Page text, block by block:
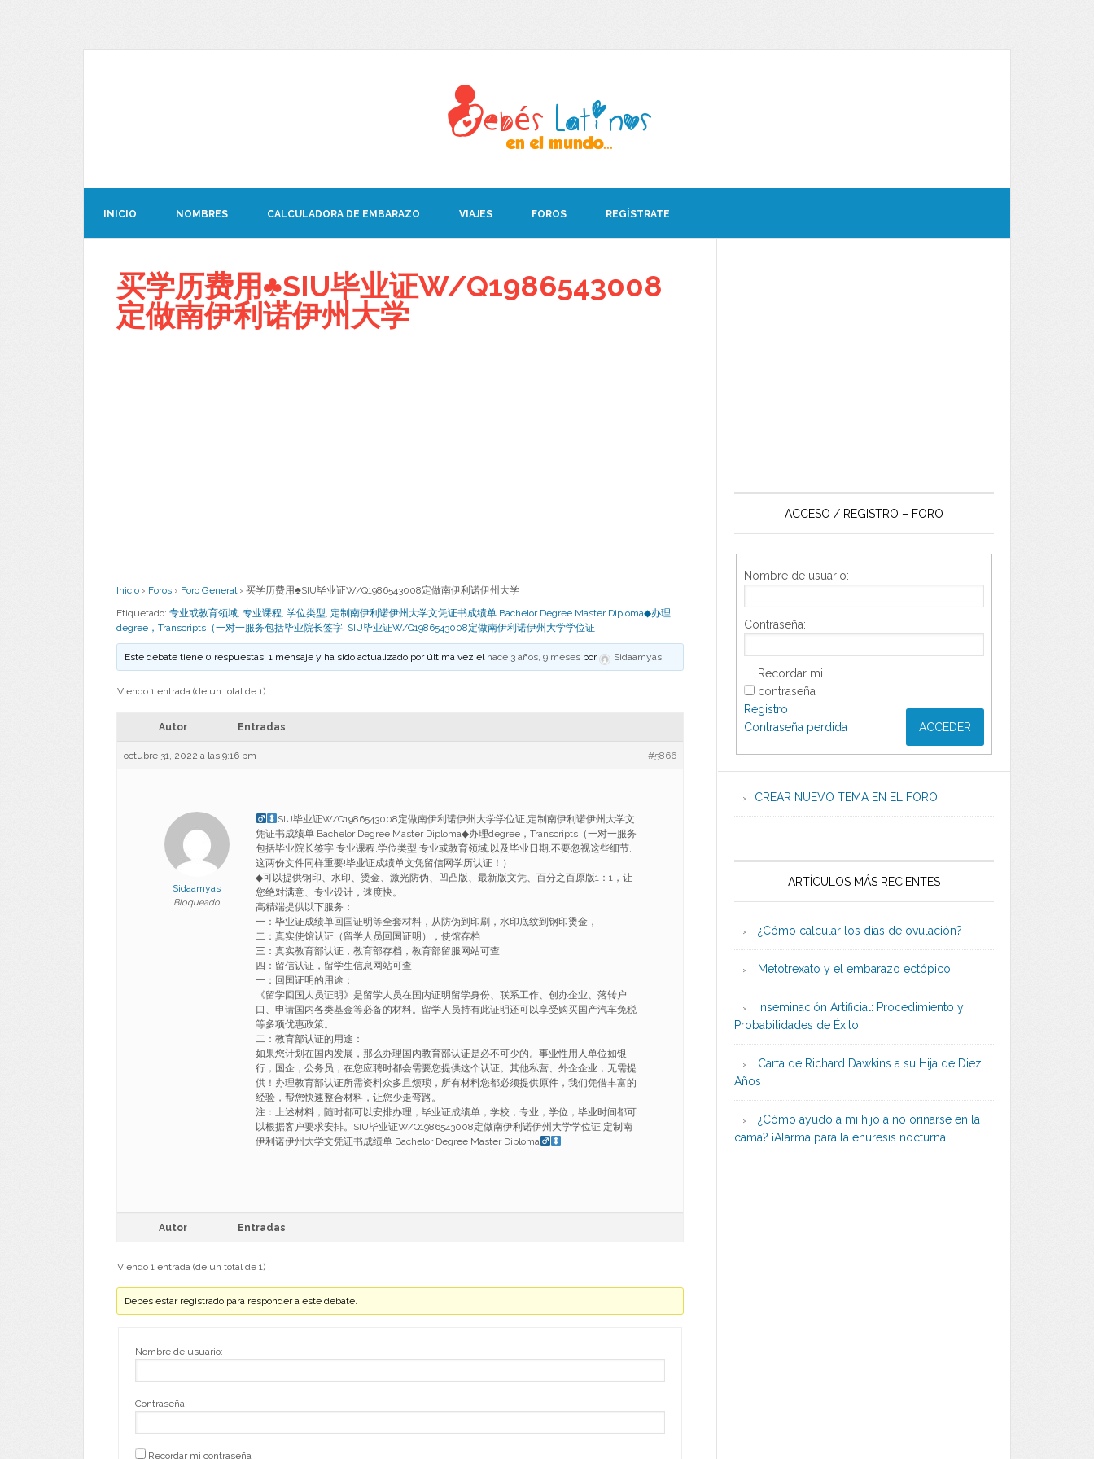
INICIO NOMBRES CALCULADORA DE EMBARAZO VIAJES FOROS REGÍSTRATE
买学历费用♣SIU毕业证W/Q1986543008
定做南伊利诺伊州大学
Inicio › Foros › Foro General › 买学历费用♣SIU毕业证W/Q1986543008定做南伊利诺伊州大学
Etiquetado: 专业或教育领域, 专业课程, 学位类型, 定制南伊利诺伊州大学文凭证书成绩单 Bachelor Degree Master Diploma◆办理
degree，Transcripts（一对一服务包括毕业院长签字, SIU毕业证W/Q1986543008定做南伊利诺伊州大学学位证
Este debate tiene 0 respuestas, 1 mensaje y ha sido actualizado por última vez el hace 3 años, 9 meses por Sidaamyas.
Viendo 1 entrada (de un total de 1)
Autor Entradas
octubre 31, 2022 a las 9:16 pm #5866
Sidaamyas
Bloqueado
SIU毕业证W/Q1986543008定做南伊利诺伊州大学学位证,定制南伊利诺伊州大学文
凭证书成绩单 Bachelor Degree Master Diploma◆办理degree，Transcripts（一对一服务
包括毕业院长签字,专业课程,学位类型,专业或教育领域,以及毕业日期.不要忽视这些细节.
这两份文件同样重要!毕业证成绩单文凭留信网学历认证！）
◆可以提供钢印、水印、烫金、激光防伪、凹凸版、最新版文凭、百分之百原版1：1，让
您绝对满意、专业设计，速度快。
高精端提供以下服务：
一：毕业证成绩单回国证明等全套材料，从防伪到印刷，水印底纹到钢印烫金，
二：真实使馆认证（留学人员回国证明），使馆存档
三：真实教育部认证，教育部存档，教育部留服网站可查
四：留信认证，留学生信息网站可查
一：回国证明的用途：
《留学回国人员证明》是留学人员在国内证明留学身份、联系工作、创办企业、落转户
口、申请国内各类基金等必备的材料。留学人员持有此证明还可以享受购买国产汽车免税
等多项优惠政策。
二：教育部认证的用途：
如果您计划在国内发展，那么办理国内教育部认证是必不可少的。事业性用人单位如银
行，国企，公务员，在您应聘时都会需要您提供这个认证。其他私营、外企企业，无需提
供！办理教育部认证所需资料众多且烦琐，所有材料您都必须提供原件，我们凭借丰富的
经验，帮您快速整合材料，让您少走弯路。
注：上述材料，随时都可以安排办理，毕业证成绩单，学校，专业，学位，毕业时间都可
以根据客户要求安排。SIU毕业证W/Q1986543008定做南伊利诺伊州大学学位证,定制南
伊利诺伊州大学文凭证书成绩单 Bachelor Degree Master Diploma
Autor Entradas
Viendo 1 entrada (de un total de 1)
Debes estar registrado para responder a este debate.
Nombre de usuario:
Contraseña:
Recordar mi contraseña
ACCESO / REGISTRO – FORO
Nombre de usuario:
Contraseña:
Recordar mi
contraseña
ACCEDER
Registro
Contraseña perdida
CREAR NUEVO TEMA EN EL FORO
ARTÍCULOS MÁS RECIENTES
¿Cómo calcular los días de ovulación?
Metotrexato y el embarazo ectópico
Inseminación Artificial: Procedimiento y
Probabilidades de Éxito
Carta de Richard Dawkins a su Hija de Diez
Años
¿Cómo ayudo a mi hijo a no orinarse en la
cama? ¡Alarma para la enuresis nocturna!